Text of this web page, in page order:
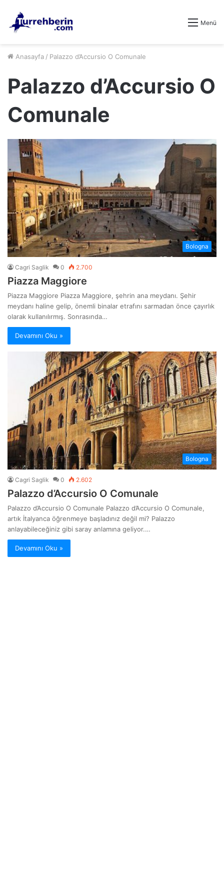
Menü
Anasayfa / Palazzo d’Accursio O Comunale
Palazzo d’Accursio O
Comunale
Bologna
Cagri Saglik 0 2.700
Piazza Maggiore
Piazza Maggiore Piazza Maggiore, şehrin ana meydanı. Şehir
meydanı haline gelip, önemli binalar etrafını sarmadan önce çayırlık
olarak kullanılırmış. Sonrasında…
Devamını Oku »
Bologna
Cagri Saglik 0 2.602
Palazzo d’Accursio O Comunale
Palazzo d’Accursio O Comunale Palazzo d’Accursio O Comunale,
artık İtalyanca öğrenmeye başladınız değil mi? Palazzo
anlayabileceğiniz gibi saray anlamına geliyor.…
Devamını Oku »